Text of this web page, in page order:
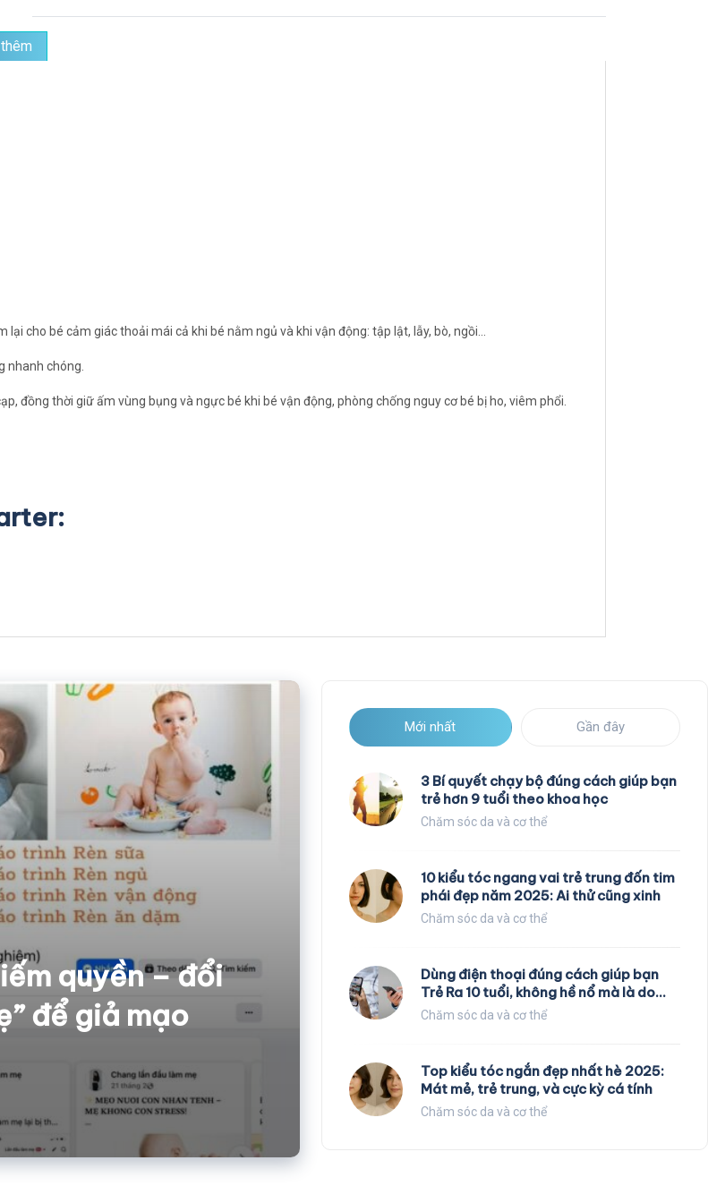
cho bé cảm giác thoải mái cả khi bé nằm ngủ và khi vận động: tập lật, lẫy, bò, ngồi...
nhanh chóng.
đồng thời giữ ấm vùng bụng và ngực bé khi bé vận động, phòng chống nguy cơ bé bị ho, viêm phổi.
quyền – đổi
để giả mạo
Mới nhất Gần đây
3 Bí quyết chạy bộ đúng cách giúp bạn
trẻ hơn 9 tuổi theo khoa học
Chăm sóc da và cơ thể
10 kiểu tóc ngang vai trẻ trung đốn tim
phái đẹp năm 2025: Ai thử cũng xinh
Chăm sóc da và cơ thể
Dùng điện thoại đúng cách giúp bạn
Trẻ Ra 10 tuổi, không hề nổ mà là do
các nhà khoa học nghiên cứu
Chăm sóc da và cơ thể
Top kiểu tóc ngắn đẹp nhất hè 2025:
Mát mẻ, trẻ trung, và cực kỳ cá tính
Chăm sóc da và cơ thể